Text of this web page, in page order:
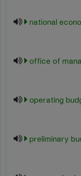
national
office of
operating
preliminary